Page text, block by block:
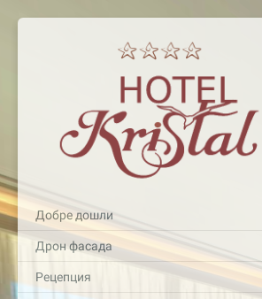
Добре дошли
Дрон фасада
Рецепция